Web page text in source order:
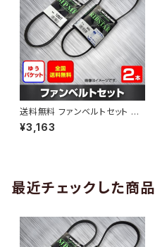
送料無料 ファンベルトセット ト
ヨタ プロボックス 型式NCP58
G H14.06～H15.06 （国内トッ
¥3,163
最近チェックした商品